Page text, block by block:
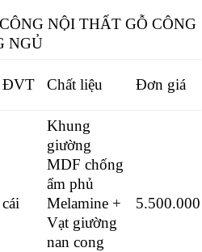
NỘI THẤT GỖ CÔNG
NGỦ
ĐVT Chất liệu Đơn giá
cái
Khung
giường
MDF chống
ẩm phủ
Melamine +
Vạt giường
nan cong
5.500.000